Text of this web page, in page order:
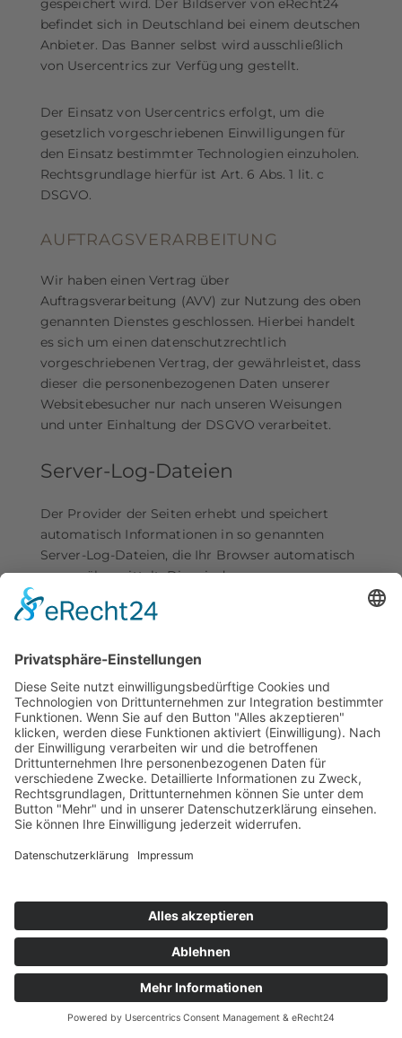
gespeichert wird. Der Bildserver von eRecht24
befindet sich in Deutschland bei einem deutschen
Anbieter. Das Banner selbst wird ausschließlich
von Usercentrics zur Verfügung gestellt.
Der Einsatz von Usercentrics erfolgt, um die
gesetzlich vorgeschriebenen Einwilligungen für
den Einsatz bestimmter Technologien einzuholen.
Rechtsgrundlage hierfür ist Art. 6 Abs. 1 lit. c
DSGVO.
AUFTRAGSVERARBEITUNG
Wir haben einen Vertrag über
Auftragsverarbeitung (AVV) zur Nutzung des oben
genannten Dienstes geschlossen. Hierbei handelt
es sich um einen datenschutzrechtlich
vorgeschriebenen Vertrag, der gewährleistet, dass
dieser die personenbezogenen Daten unserer
Websitebesucher nur nach unseren Weisungen
und unter Einhaltung der DSGVO verarbeitet.
Server-Log-Dateien
Der Provider der Seiten erhebt und speichert
automatisch Informationen in so genannten
Server-Log-Dateien, die Ihr Browser automatisch
an uns übermittelt. Dies sind:
Browsertyp und Browserversion
Referrer URL
Hostname des zugreifenden Rechners
Uhrzeit der Serveranfrage
IP-Adresse
Eine Zusammenführung dieser Daten mit
anderen Datenquellen wird nicht vorgenommen.
von Art. 6 Abs. 1 lit. f DSGVO. Der
an der technisch fehlerfreien Darstellung und der
Optimierung seiner Website – hierzu müssen die
Server-Log-Files erfasst werden.
Anfrage per E-Mail, Telefon oder
Telefax